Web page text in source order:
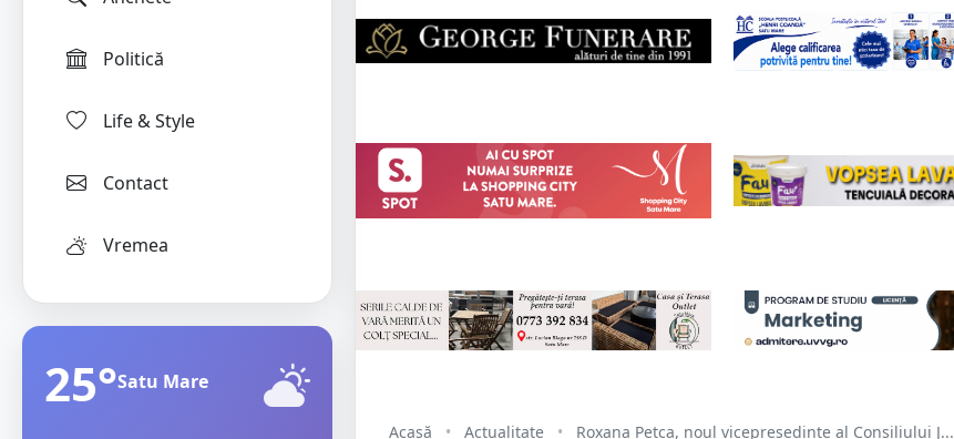
Politică
Life & Style
Contact
Vremea
25°Satu Mare
Acasă • Actualitate • Roxana Petca, noul vicepreședinte al Consiliului J...